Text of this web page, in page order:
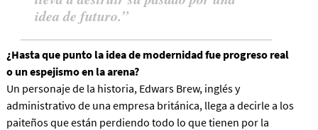
idea de futuro.
¿Hasta que punto la idea de modernidad fue progreso real
o un espejismo en la arena?
Un personaje de la historia, Edwars Brew, inglés y
administrativo de una empresa británica, llega a decirle a los
paiteños que están perdiendo todo lo que tienen por la